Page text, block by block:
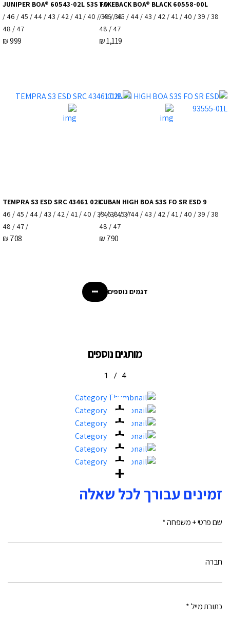
TAKEBACK BOA® BLACK 60558-00L
38 / 39 / 40 / 41 / 42 / 43 / 44 / 45 / 46 /
47 / 48
1,119
₪
JUNIPER BOA® 60543-02L S3S FO
38 / 39 / 40 / 41 / 42 / 43 / 44 / 45 / 46 /
47 / 48
999
₪
CUBAN HIGH BOA S3S FO SR ESD 9
38 / 39 / 40 / 41 / 42 / 43 / 44 / 45 / 46 /
47 / 48
790
₪
TEMPRA S3 ESD SRC 43461 02L
37 / 38 / 39 / 40 / 41 / 42 / 43 / 44 / 45 / 46
/ 47 / 48
708
₪
דגמים נוספים
מותגים נוספים
4
/
1
זמינים עבורך לכל שאלה
שם פרטי + משפחה *
חברה
כתובת מייל *